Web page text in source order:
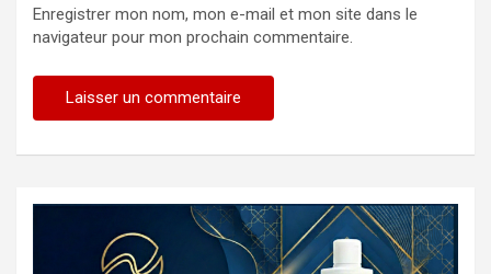
Enregistrer mon nom, mon e-mail et mon site dans le
navigateur pour mon prochain commentaire.